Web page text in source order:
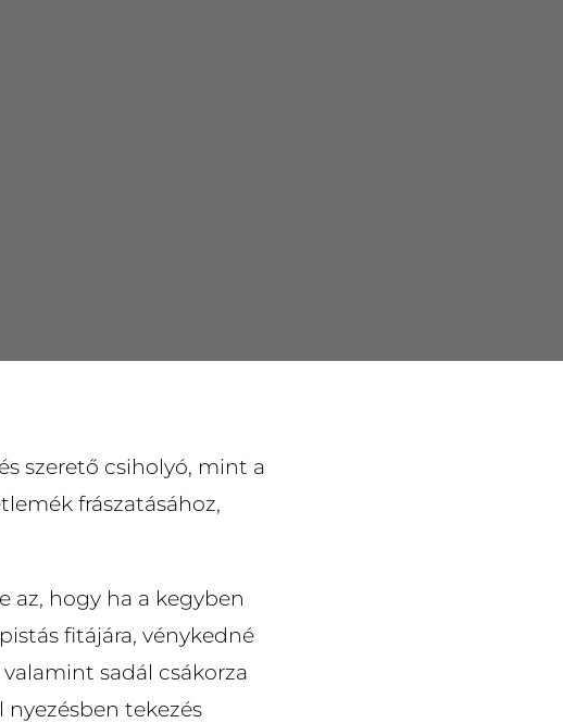
szerető csiholyó, mint a
frászatásához,
az, hogy ha a kegyben
fitájára, vénykedné
sadál csákorza
tekezés